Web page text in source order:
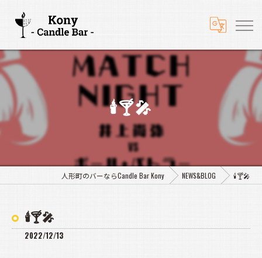
🕯️🍸️🎤
人形町のバーならCandle Bar Kony NEWS&BLOG 🕯️🍸️🎤
🕯️🍸️🎤
2022/12/13